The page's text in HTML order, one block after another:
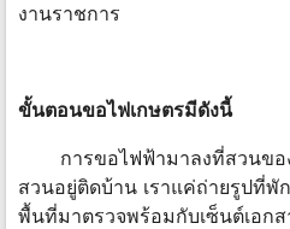
งานราชการ
ขั้นตอนขอไฟเกษตรมีดังนี้
การขอไฟฟ้ามาลงที่สวนของ
สวนอยู่ติดบ้าน เราแค่ถ่ายรูปที่พั
พื้นที่มาตรวจพร้อมกับเซ็นต์เอก